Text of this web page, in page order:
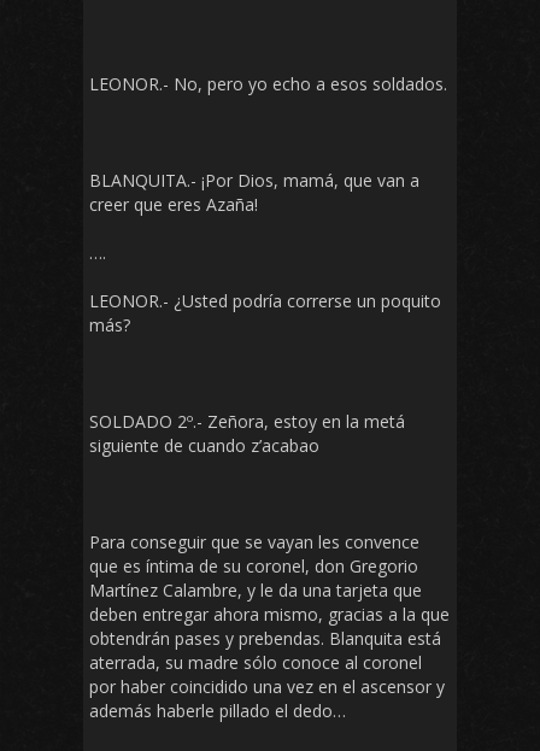
LEONOR.- No, pero yo echo a esos soldados.
BLANQUITA.- ¡Por Dios, mamá, que van a
creer que eres Azaña!
….
LEONOR.- ¿Usted podría correrse un poquito
más?
SOLDADO 2º.- Zeñora, estoy en la metá
siguiente de cuando z’acabao
Para conseguir que se vayan les convence
que es íntima de su coronel, don Gregorio
Martínez Calambre, y le da una tarjeta que
deben entregar ahora mismo, gracias a la que
obtendrán pases y prebendas. Blanquita está
aterrada, su madre sólo conoce al coronel
por haber coincidido una vez en el ascensor y
además haberle pillado el dedo…